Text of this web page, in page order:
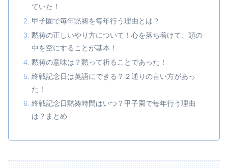
ていた！
甲子園で毎年黙祷を毎年行う理由とは？
黙祷の正しいやり方について！心を落ち着けて、頭の
中を空にすることが基本！
黙祷の意味は？黙って祈ることであった！
終戦記念日は英語にできる？２通りの言い方があっ
た！
終戦記念日黙祷時間はいつ？甲子園で毎年行う理由
は？まとめ